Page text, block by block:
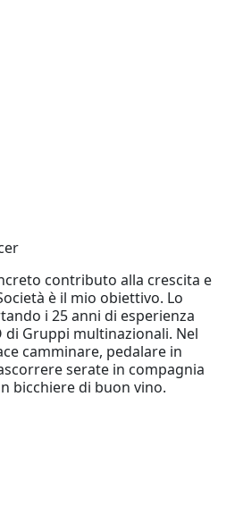
contributo alla crescita e
è il mio obiettivo. Lo
i 25 anni di esperienza
di Gruppi multinazionali. Nel
camminare, pedalare in
serate in compagnia
bicchiere di buon vino.